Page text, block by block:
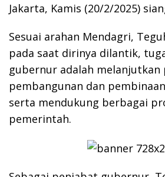
Jakarta, Kamis (20/2/2025)
Sesuai arahan Mendagri,
pada saat dirinya dilantik,
gubernur adalah melanjutkan
pembangunan dan
serta mendukung berbagai
pemerintah.